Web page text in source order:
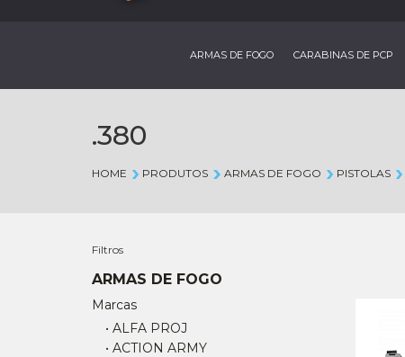
ARMAS DE FOGO CARABINAS DE PCP
.380
HOME PRODUTOS ARMAS DE FOGO PISTOLAS
Filtros
ARMAS DE FOGO
Marcas
• ALFA PROJ
• ACTION ARMY